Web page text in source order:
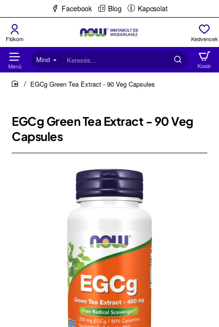
Facebook Blog Kapcsolat
Mind
Keresés...
EGCg Green Tea Extract - 90 Veg Capsules
EGCg Green Tea Extract - 90 Veg
Capsules